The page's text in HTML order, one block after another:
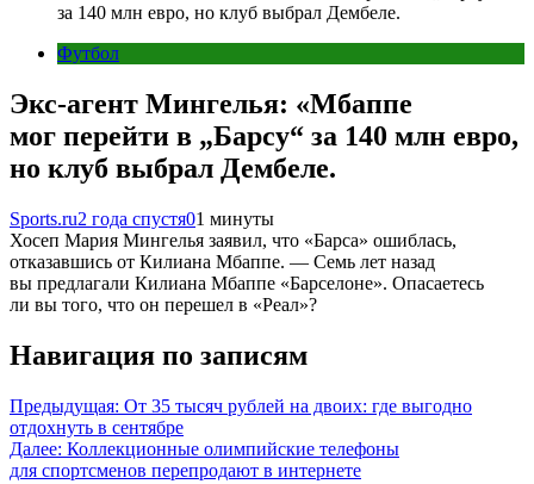
за 140 млн евро, но клуб выбрал Дембеле.
Футбол
Экс-агент Мингелья: «Мбаппе
мог перейти в „Барсу“ за 140 млн евро,
но клуб выбрал Дембеле.
Sports.ru2 года спустя01 минуты
Хосеп Мария Мингелья заявил, что «Барса» ошиблась,
отказавшись от Килиана Мбаппе. — Семь лет назад
вы предлагали Килиана Мбаппе «Барселоне». Опасаетесь
ли вы того, что он перешел в «Реал»?
Навигация по записям
Предыдущая: От 35 тысяч рублей на двоих: где выгодно
отдохнуть в сентябре
Далее: Коллекционные олимпийские телефоны
для спортсменов перепродают в интернете